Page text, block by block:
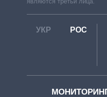
УКР РОС